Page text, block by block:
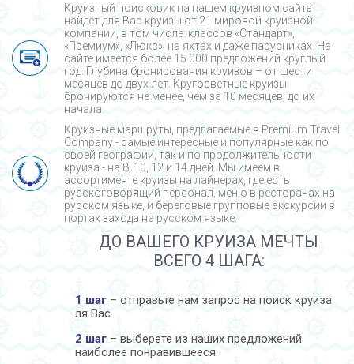
Круизный поисковик на нашем круизном сайте
найдет для Вас круизы от 21 мировой круизной
компании, в том числе: классов «Стандарт»,
«Премиум», «Люкс», на яхтах и даже парусниках. На
сайте имеется более 15 000 предложений круглый
год. Глубина бронирования круизов – от шести
месяцев до двух лет. Кругосветные круизы
бронируются не менее, чем за 10 месяцев, до их
начала.
Круизные маршруты, предлагаемые в Premium Travel
Company - cамые интересные и популярные как по
своей географии, так и по продолжительности
круиза - на 8, 10, 12 и 14 дней. Мы имеем в
ассортименте круизы на лайнерах, где есть
русскоговорящий персонал, меню в ресторанах на
русском языке, и береговые групповые экскурсии в
портах захода на русском языке.
ДО ВАШЕГО КРУИЗА МЕЧТЫ
ВСЕГО 4 ШАГА:
1 шаг – отправьте нам запрос на поиск круиза
ля Вас.
2 шаг – выберете из наших предложений
наиболее понравившееся.